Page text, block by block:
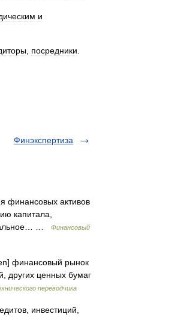
и
посредники
Финэкспертиза
финансовых активов
капитала,
…
Финансовый
финансовый рынок
других ценных бумаг
переводчика
инвестиций,